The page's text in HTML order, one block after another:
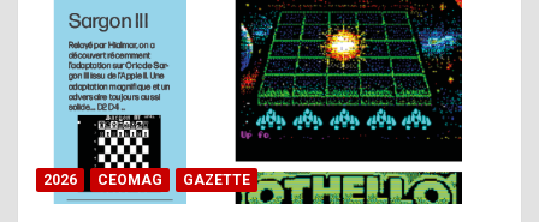
a
y
b
e
b
y
2026 CEOMAG GAZETTE